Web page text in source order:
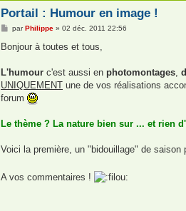
Portail : Humour en image !
M
s
g
parPhilippe» 02 déc. 2011 22:56
Bonjour à toutes et tous,
L'humour c'est aussi en photomontages,
UNIQUEMENT une de vos réalisations
forum
Le thème ? La nature bien sur ... et rien
Voici la première, un "bidouillage" de saison
A vos commentaires !